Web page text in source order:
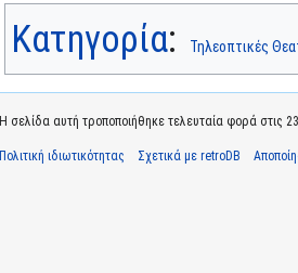
Κατηγορία: Τηλεοπτικές
Η σελίδα αυτή τροποποιήθηκε τελευταία φορά στις
Πολιτική ιδιωτικότητας Σχετικά με retroDB